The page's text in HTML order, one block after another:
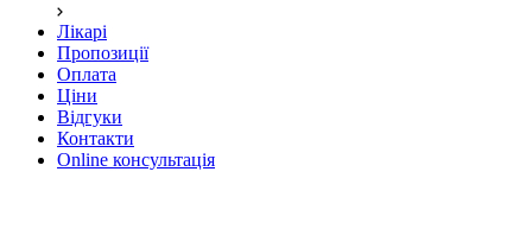
Лікарі
Пропозиції
Оплата
Ціни
Відгуки
Контакти
Online консультація